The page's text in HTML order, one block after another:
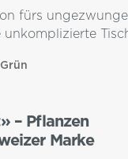
fürs
unkomplizierte
– Pflanzen
Marke